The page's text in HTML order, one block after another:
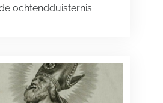
ochtendduisternis.